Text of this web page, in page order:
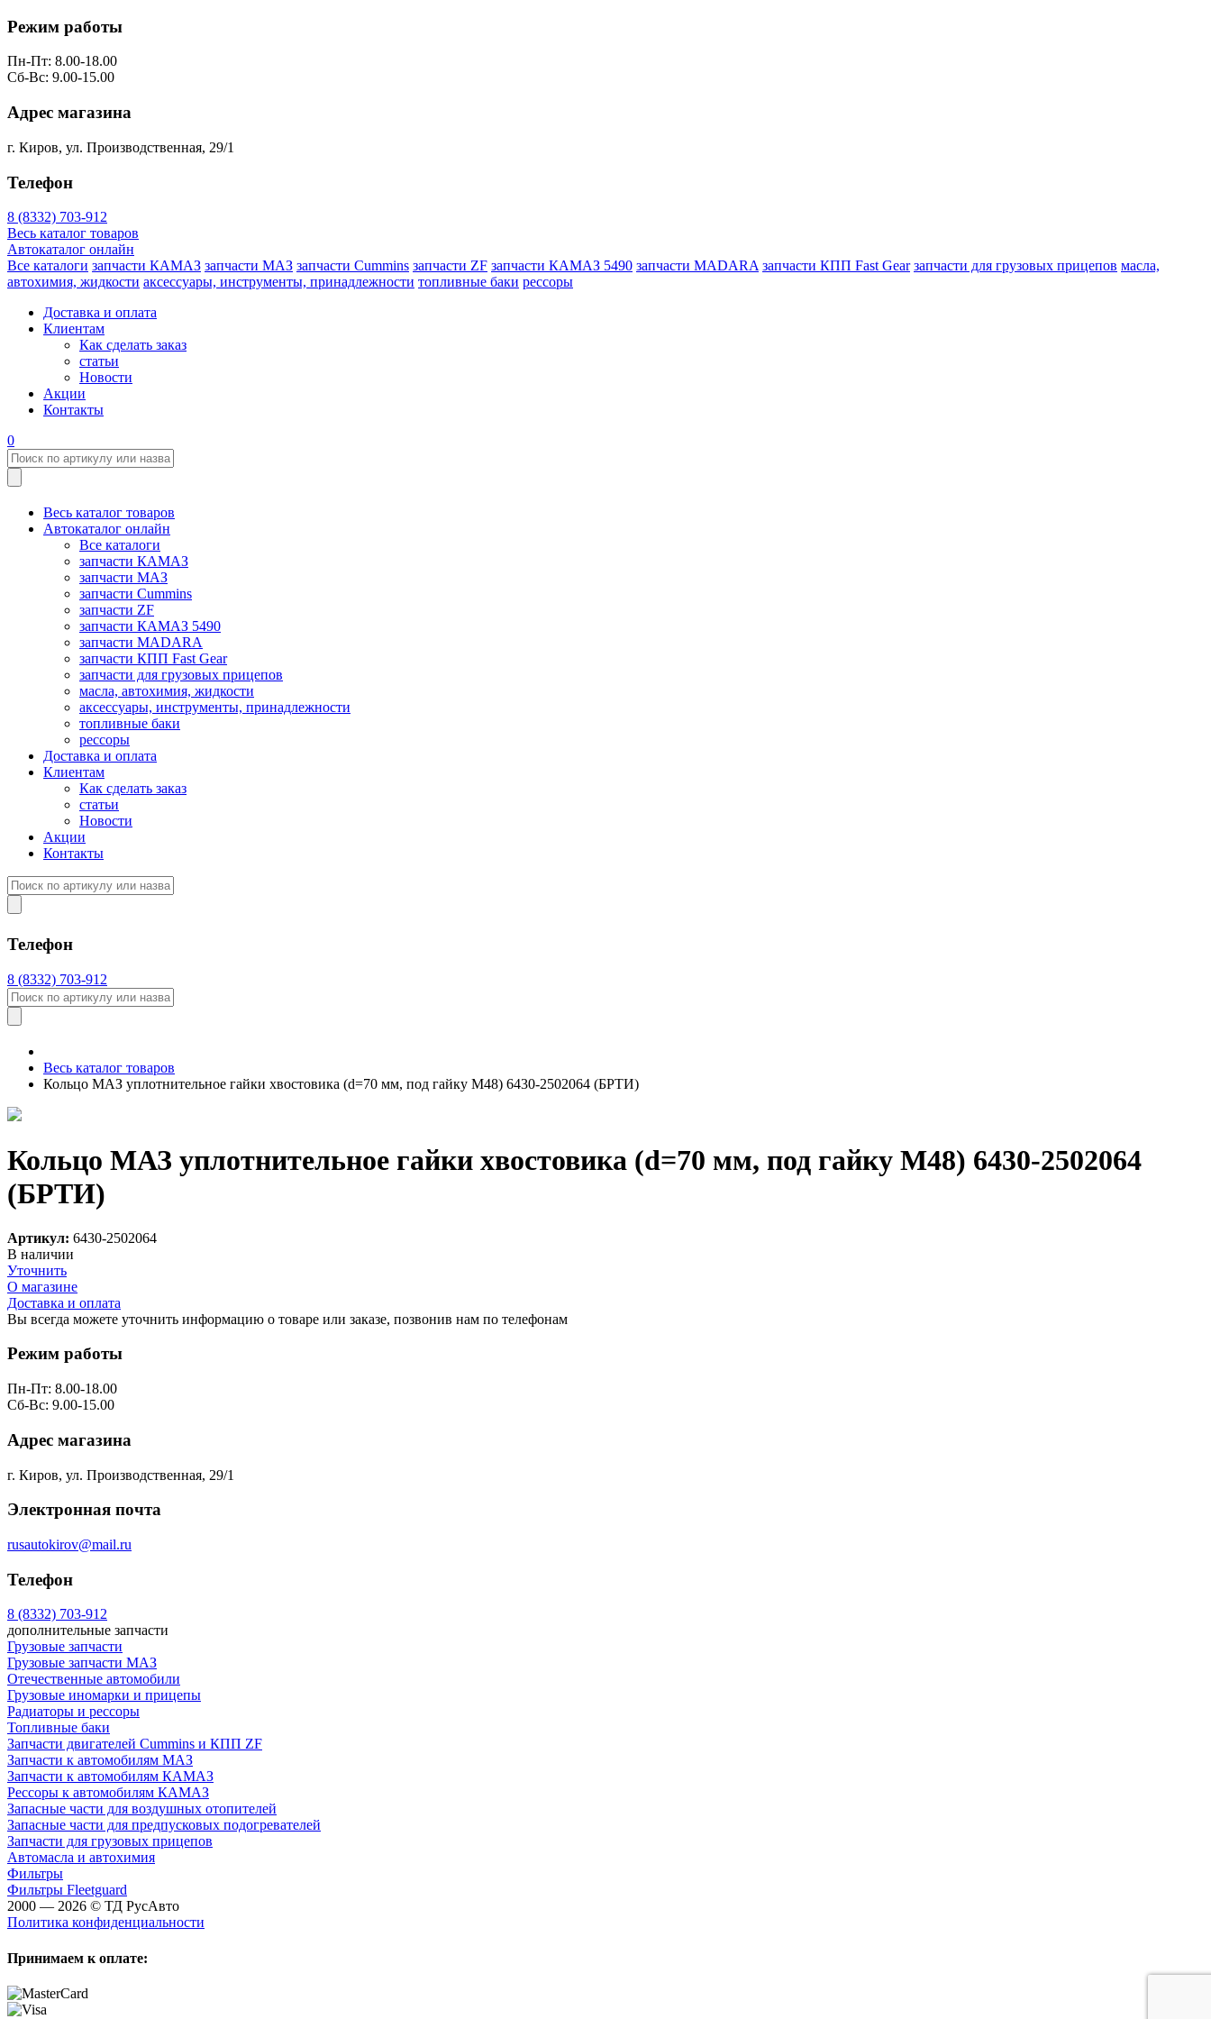
Режим работы
Пн-Пт: 8.00-18.00
Сб-Вс: 9.00-15.00
Адрес магазина
г. Киров, ул. Производственная, 29/1
Телефон
8 (8332) 703-912
Весь каталог товаров
Автокаталог онлайн
Все каталоги запчасти КАМАЗ запчасти МАЗ запчасти Cummins запчасти ZF запчасти КАМАЗ 5490 запчасти MADARA запчасти КПП Fast Gear запчасти для грузовых прицепов масла,
автохимия, жидкости аксессуары, инструменты, принадлежности топливные баки рессоры
Доставка и оплата
Клиентам
Как сделать заказ
статьи
Новости
Акции
Контакты
0
Весь каталог товаров
Автокаталог онлайн
Все каталоги
запчасти КАМАЗ
запчасти МАЗ
запчасти Cummins
запчасти ZF
запчасти КАМАЗ 5490
запчасти MADARA
запчасти КПП Fast Gear
запчасти для грузовых прицепов
масла, автохимия, жидкости
аксессуары, инструменты, принадлежности
топливные баки
рессоры
Доставка и оплата
Клиентам
Как сделать заказ
статьи
Новости
Акции
Контакты
Телефон
8 (8332) 703-912
Весь каталог товаров
Кольцо МАЗ уплотнительное гайки хвостовика (d=70 мм, под гайку М48) 6430-2502064 (БРТИ)
Кольцо МАЗ уплотнительное гайки хвостовика (d=70 мм, под гайку М48) 6430-2502064
(БРТИ)
Артикул: 6430-2502064
В наличии
Уточнить
О магазине
Доставка и оплата
Вы всегда можете уточнить информацию о товаре или заказе, позвонив нам по телефонам
Режим работы
Пн-Пт: 8.00-18.00
Сб-Вс: 9.00-15.00
Адрес магазина
г. Киров, ул. Производственная, 29/1
Электронная почта
rusautokirov@mail.ru
Телефон
8 (8332) 703-912
дополнительные запчасти
Грузовые запчасти
Грузовые запчасти МАЗ
Отечественные автомобили
Грузовые иномарки и прицепы
Радиаторы и рессоры
Топливные баки
Запчасти двигателей Cummins и КПП ZF
Запчасти к автомобилям МАЗ
Запчасти к автомобилям КАМАЗ
Рессоры к автомобилям КАМАЗ
Запасные части для воздушных отопителей
Запасные части для предпусковых подогревателей
Запчасти для грузовых прицепов
Автомасла и автохимия
Фильтры
Фильтры Fleetguard
2000 — 2026 © ТД РусАвто
Политика конфиденциальности
Принимаем к оплате: